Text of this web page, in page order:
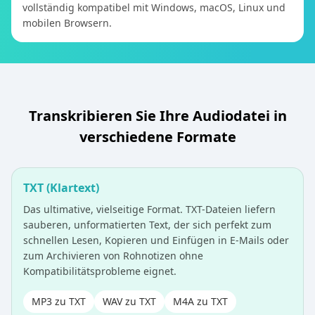
vollständig kompatibel mit Windows, macOS, Linux und
mobilen Browsern.
Transkribieren Sie Ihre Audiodatei in
verschiedene Formate
TXT (Klartext)
Das ultimative, vielseitige Format. TXT-Dateien liefern
sauberen, unformatierten Text, der sich perfekt zum
schnellen Lesen, Kopieren und Einfügen in E-Mails oder
zum Archivieren von Rohnotizen ohne
Kompatibilitätsprobleme eignet.
MP3 zu TXT WAV zu TXT M4A zu TXT